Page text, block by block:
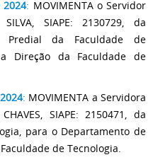
2024: MOVIMENTA o Servidor
SIAPE: 2130729, da
Predial da Faculdade de
a Direção da Faculdade de
: MOVIMENTA a Servidora
SIAPE: 2150471, da
para o Departamento de
de Tecnologia.